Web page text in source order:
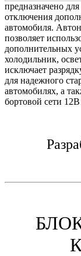
предназначено
отключения
автомобиля.
позволяет
дополнительных
холодильник,
исключает
для надежного
автомобилях, а
бортовой сети